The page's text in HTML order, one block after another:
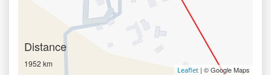
Distance
1952 km
Leaflet | © Google Maps